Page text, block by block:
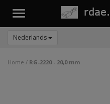
Toggle
Nederlands
Home / RG-2220 - 20,0 mm